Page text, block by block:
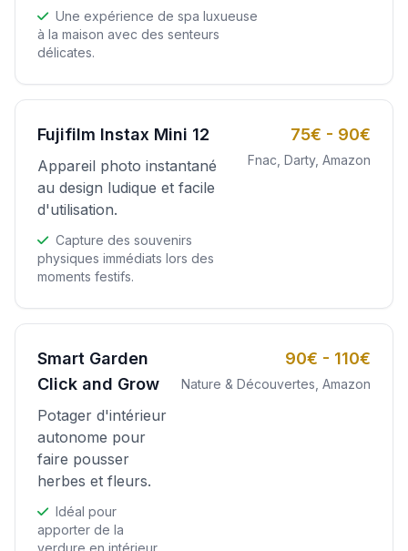
Une expérience de spa luxueuse
à la maison avec des senteurs
délicates.
Fujifilm Instax Mini 12
Appareil photo instantané
au design ludique et facile
d'utilisation.
Capture des souvenirs
physiques immédiats lors des
moments festifs.
75€ - 90€
Fnac, Darty, Amazon
Smart Garden
Click and Grow
Potager d'intérieur
autonome pour
faire pousser
herbes et fleurs.
Idéal pour
apporter de la
verdure en intérieur
90€ - 110€
Nature & Découvertes, Amazon